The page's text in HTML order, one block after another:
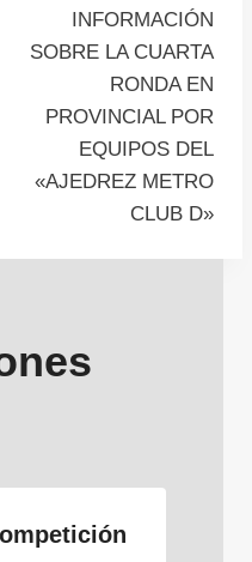
INFORMACIÓN
SOBRE LA CUARTA
RONDA EN
PROVINCIAL POR
EQUIPOS DEL
«AJEDREZ METRO
CLUB D»